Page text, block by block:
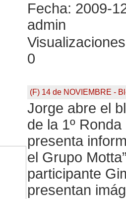
Fecha: 2009-
admin
0
(F) 14 de NOVIEMBRE -
Jorge abre el
de la 1º
presenta
el Grupo
participante
presentan